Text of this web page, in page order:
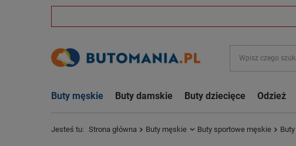
Buty męskie Buty damskie Buty dziecięce Odzież
Jesteś tu: Strona główna Buty męskie Buty sportowe męskie